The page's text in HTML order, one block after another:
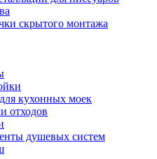
скрытого монтажа
кухонных моек
отходов
душевых систем